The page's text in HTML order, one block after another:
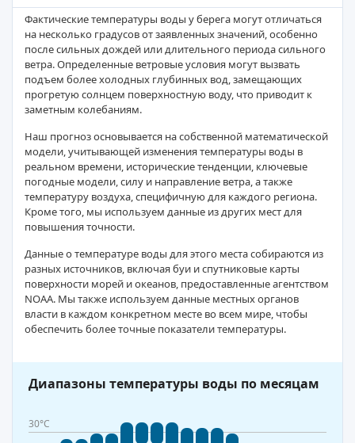
Фактические температуры воды у берега могут отличаться
на несколько градусов от заявленных значений, особенно
после сильных дождей или длительного периода сильного
ветра. Определенные ветровые условия могут вызвать
подъем более холодных глубинных вод, замещающих
прогретую солнцем поверхностную воду, что приводит к
заметным колебаниям.
Наш прогноз основывается на собственной математической
модели, учитывающей изменения температуры воды в
реальном времени, исторические тенденции, ключевые
погодные модели, силу и направление ветра, а также
температуру воздуха, специфичную для каждого региона.
Кроме того, мы используем данные из других мест для
повышения точности.
Данные о температуре воды для этого места собираются из
разных источников, включая буи и спутниковые карты
поверхности морей и океанов, предоставленные агентством
NOAA. Мы также используем данные местных органов
власти в каждом конкретном месте во всем мире, чтобы
обеспечить более точные показатели температуры.
Диапазоны температуры воды по месяцам
30°C